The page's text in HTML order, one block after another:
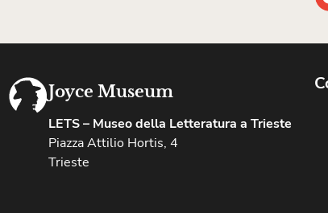
Joyce Museum
LETS – Museo della Letteratura a Trieste
Piazza Attilio Hortis, 4
Trieste